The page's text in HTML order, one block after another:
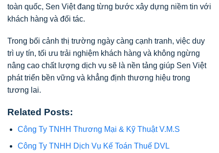
toàn quốc, Sen Việt đang từng bước xây dựng niềm tin với
khách hàng và đối tác.
Trong bối cảnh thị trường ngày càng cạnh tranh, việc duy
trì uy tín, tối ưu trải nghiệm khách hàng và không ngừng
nâng cao chất lượng dịch vụ sẽ là nền tảng giúp Sen Việt
phát triển bền vững và khẳng định thương hiệu trong
tương lai.
Related Posts:
Công Ty TNHH Thương Mại & Kỹ Thuật V.M.S
Công Ty TNHH Dịch Vụ Kế Toán Thuế DVL